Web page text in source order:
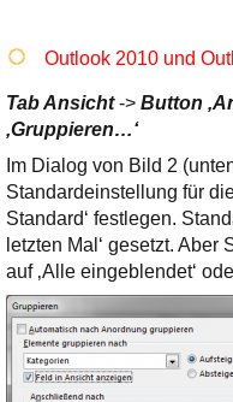
Outlook 2010 und
Tab Ansicht-> Button
‚Gruppieren…‘
Im Dialog von Bild 2
Standardeinstellung für
Standard‘ festlegen.
letzten Mal‘ gesetzt.
auf ‚Alle eingeblendet‘